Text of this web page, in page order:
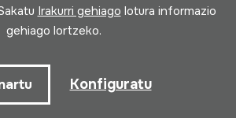
Pribatutasun politika
Loturak garatua
Irakurri gehiago lotura informazio
gehiago lortzeko.
Konfiguratu